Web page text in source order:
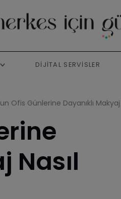
DIJITAL SERVISLER
Ofis Günlerine Dayanıklı Makyaj
Nasıl